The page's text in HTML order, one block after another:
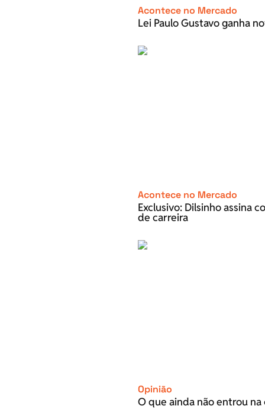
Acontece no Mercado
Lei Paulo Gustavo ganha
Acontece no Mercado
Exclusivo: Dilsinho assina
de carreira
Opinião
O que ainda não entrou